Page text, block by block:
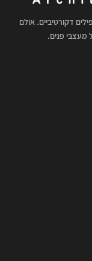
דקורטיביים. אולם